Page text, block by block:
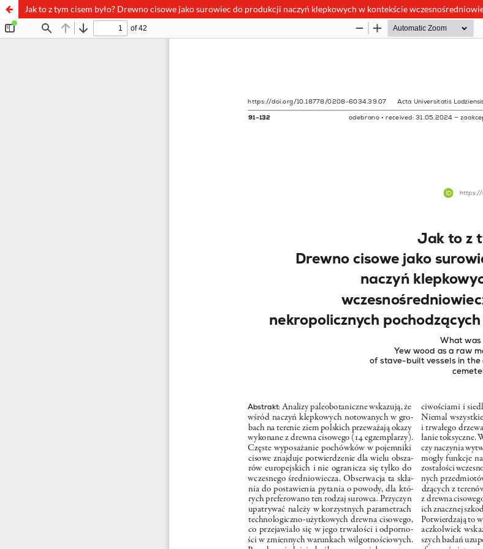
Jak to z tym cisem było? Drewno cisowe jako surowiec do produkcji naczyń klepkowych w kontekście